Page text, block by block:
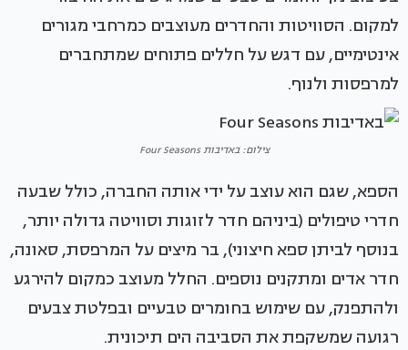
למקום. הסוויטות והחדרים מעוצבים כמרחבי מגורים
אינטימיים, עם דגש על חללים פתוחים שמתחברים
למרפסות ולנוף.
צילום: באדיבות Four Seasons
הספא, שגם הוא עוצב על ידי אותה החברה, כולל שבעה
חדרי טיפולים (ביניהם חדר לזוגות וסוויטה גדולה יותר,
בנוסף לביתן ספא חיצוני), בר מיצים על המרפסת, סאונה,
חדר אדים ומתקנים נוספים. החלל מעוצב כמקום להירגע
ולהתפנק, עם שימוש בחומרים טבעיים ובפלטת צבעים
רגועה שמשקפת את הסביבה הים תיכונית.